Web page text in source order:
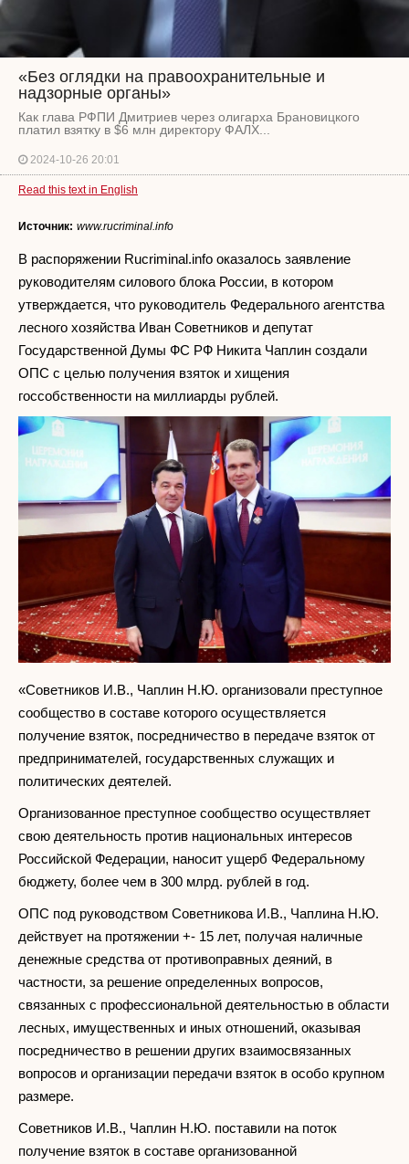
«Без оглядки на правоохранительные и
надзорные органы»
Как глава РФПИ Дмитриев через олигарха Брановицкого
платил взятку в $6 млн директору ФАЛХ...
2024-10-26 20:01
Read this text in English
Источник: www.rucriminal.info
В распоряжении Rucriminal.info оказалось заявление
руководителям силового блока России, в котором
утверждается, что руководитель Федерального агентства
лесного хозяйства Иван Советников и депутат
Государственной Думы ФС РФ Никита Чаплин создали
ОПС с целью получения взяток и хищения
госсобственности на миллиарды рублей.
«Советников И.В., Чаплин Н.Ю. организовали преступное
сообщество в составе которого осуществляется
получение взяток, посредничество в передаче взяток от
предпринимателей, государственных служащих и
политических деятелей.
Организованное преступное сообщество осуществляет
свою деятельность против национальных интересов
Российской Федерации, наносит ущерб Федеральному
бюджету, более чем в 300 млрд. рублей в год.
ОПС под руководством Советникова И.В., Чаплина Н.Ю.
действует на протяжении +- 15 лет, получая наличные
денежные средства от противоправных деяний, в
частности, за решение определенных вопросов,
связанных с профессиональной деятельностью в области
лесных, имущественных и иных отношений, оказывая
посредничество в решении других взаимосвязанных
вопросов и организации передачи взяток в особо крупном
размере.
Советников И.В., Чаплин Н.Ю. поставили на поток
получение взяток в составе организованной